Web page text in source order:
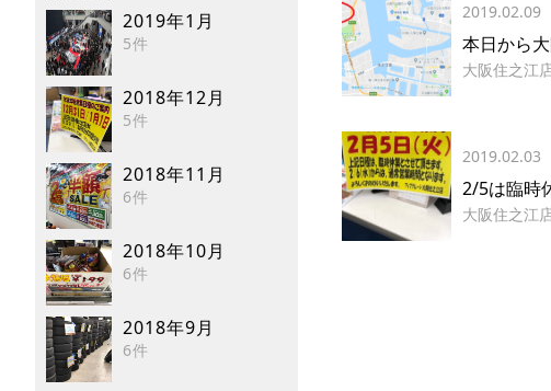
2019年1月
5件
2018年12月
5件
2018年11月
6件
2018年10月
6件
2018年9月
6件
2019.02.09
本日から
大阪住之江
2019.02.03
2/5は臨時
大阪住之江